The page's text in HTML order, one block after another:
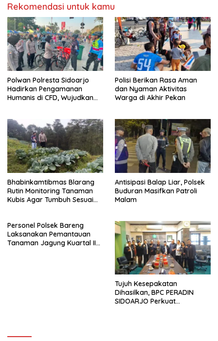
Rekomendasi untuk kamu
Polwan Polresta Sidoarjo
Hadirkan Pengamanan
Humanis di CFD, Wujudkan
Polisi Berikan Rasa Aman
dan Nyaman Aktivitas
Warga di Akhir Pekan
Bhabinkamtibmas Blarang
Rutin Monitoring Tanaman
Kubis Agar Tumbuh Sesuai
Antisipasi Balap Liar, Polsek
Buduran Masifkan Patroli
Malam
Personel Polsek Bareng
Laksanakan Pemantauan
Tanaman Jagung Kuartal II
Tujuh Kesepakatan
Dihasilkan, BPC PERADIN
SIDOARJO Perkuat